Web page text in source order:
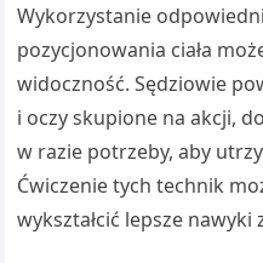
Wykorzystanie
pozycjonowania ciała
widoczność. Sędziowie
i oczy skupione na akcji,
w razie potrzeby, aby
Ćwiczenie tych technik
wykształcić lepsze nawyki